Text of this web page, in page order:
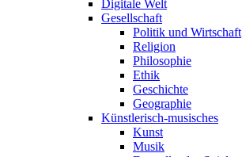
Digitale Welt
Gesellschaft
Politik und Wirtschaft
Religion
Philosophie
Ethik
Geschichte
Geographie
Künstlerisch-musisches
Kunst
Musik